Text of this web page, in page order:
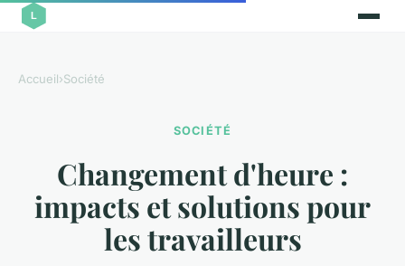
Accueil›Société
SOCIÉTÉ
Changement d'heure :
impacts et solutions pour
les travailleurs